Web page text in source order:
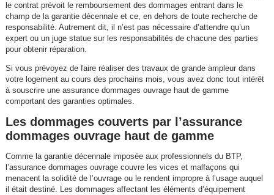
le contrat prévoit le remboursement des dommages entrant dans le
champ de la garantie décennale et ce, en dehors de toute recherche de
responsabilité. Autrement dit, il n’est pas nécessaire d’attendre qu’un
expert ou un juge statue sur les responsabilités de chacune des parties
pour obtenir réparation.
Si vous prévoyez de faire réaliser des travaux de grande ampleur dans
votre logement au cours des prochains mois, vous avez donc tout intérêt
à souscrire une assurance dommages ouvrage haut de gamme
comportant des garanties optimales.
Les dommages couverts par l’assurance
dommages ouvrage haut de gamme
Comme la garantie décennale imposée aux professionnels du BTP,
l’assurance dommages ouvrage couvre les vices et malfaçons qui
menacent la solidité de l’ouvrage ou le rendent impropre à l’usage auquel
il était destiné. Les dommages affectant les éléments d’équipement